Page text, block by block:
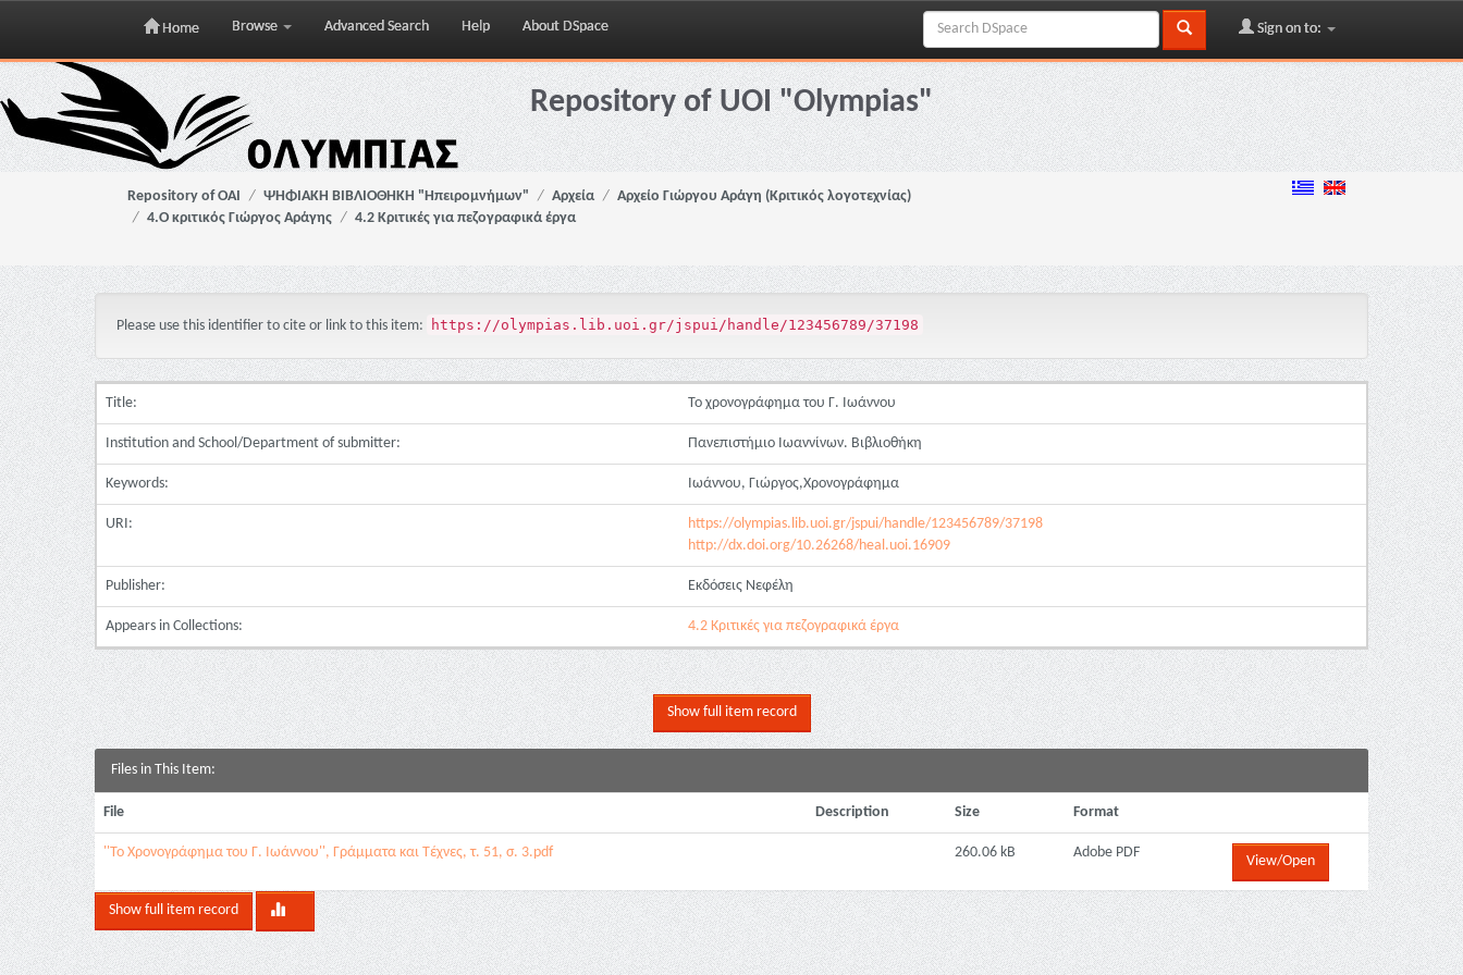
Skip
navigation
Home Browse Advanced Search Help About DSpace Sign on to:
Repository of UOI "Olympias"
Repository of OAI ΨΗΦΙΑΚΗ ΒΙΒΛΙΟΘΗΚΗ "Ηπειρομνήμων" Αρχεία
Αρχείο Γιώργου Αράγη (Κριτικός λογοτεχνίας)
4.Ο κριτικός Γιώργος Αράγης
4.2 Κριτικές για πεζογραφικά έργα
Please use this identifier to cite or link to this item: https://olympias.lib.uoi.gr/jspui/handle/123456789/37198
Title: Το χρονογράφημα του Γ. Ιωάννου
Institution and School/Department of submitter: Πανεπιστήμιο Ιωαννίνων. Βιβλιοθήκη
Keywords: Ιωάννου, Γιώργος,Χρονογράφημα
URI:
https://olympias.lib.uoi.gr/jspui/handle/123456789/37198
http://dx.doi.org/10.26268/heal.uoi.16909
Publisher: Εκδόσεις Νεφέλη
Appears in Collections: 4.2 Κριτικές για πεζογραφικά έργα
Show full item record
Files in This Item:
File Description Size Format
''Το Χρονογράφημα του Γ. Ιωάννου'', Γράμματα και Τέχνες, τ. 51, σ. 3.pdf 260.06 kB Adobe PDF
View/Open
Show full item record